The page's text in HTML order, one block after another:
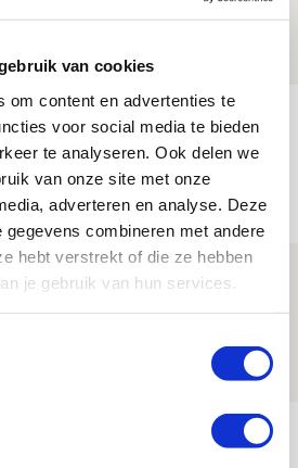
van cookies
om content en advertenties te
voor social media te bieden
te analyseren. Ook delen we
van onze site met onze
adverteren en analyse. Deze
gegevens combineren met andere
hebt verstrekt of die ze hebben
je gebruik van hun services.
welke formatie begin
Ajax of Ajax 1? Dat
reet’ uit